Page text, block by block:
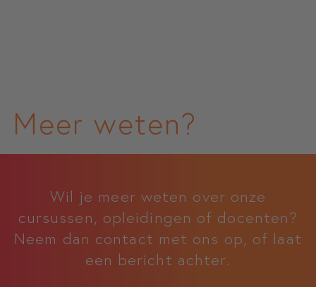
Meer weten?
Wil je meer weten over onze
cursussen, opleidingen of docenten?
Neem dan contact met ons op, of laat
een bericht achter.